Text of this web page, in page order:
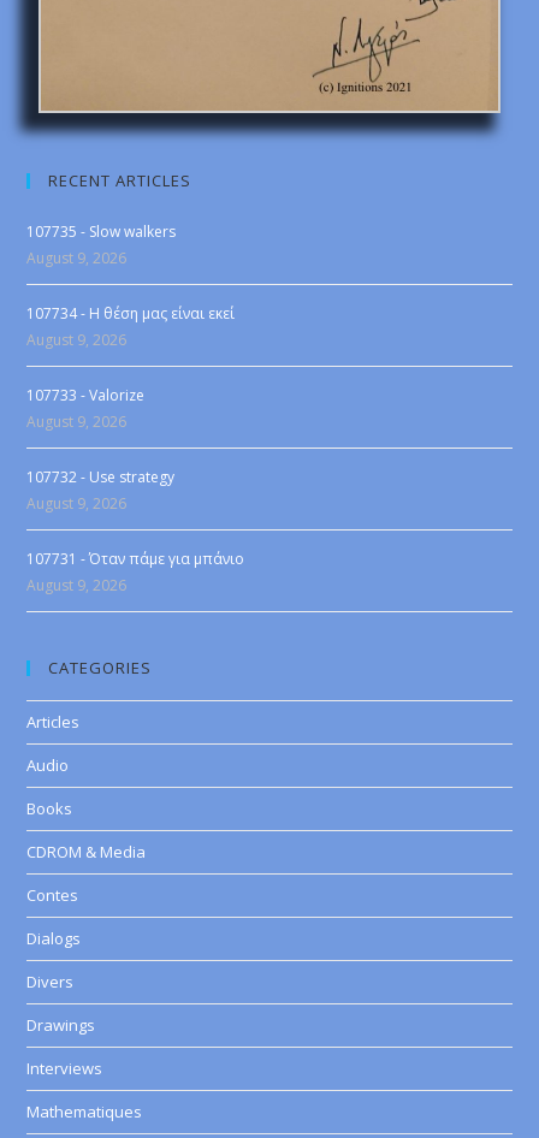
RECENT ARTICLES
107735 - Slow walkers
August 9, 2026
107734 - Η θέση μας είναι εκεί
August 9, 2026
107733 - Valorize
August 9, 2026
107732 - Use strategy
August 9, 2026
107731 - Όταν πάμε για μπάνιο
August 9, 2026
CATEGORIES
Articles
Audio
Books
CDROM & Media
Contes
Dialogs
Divers
Drawings
Interviews
Mathematiques